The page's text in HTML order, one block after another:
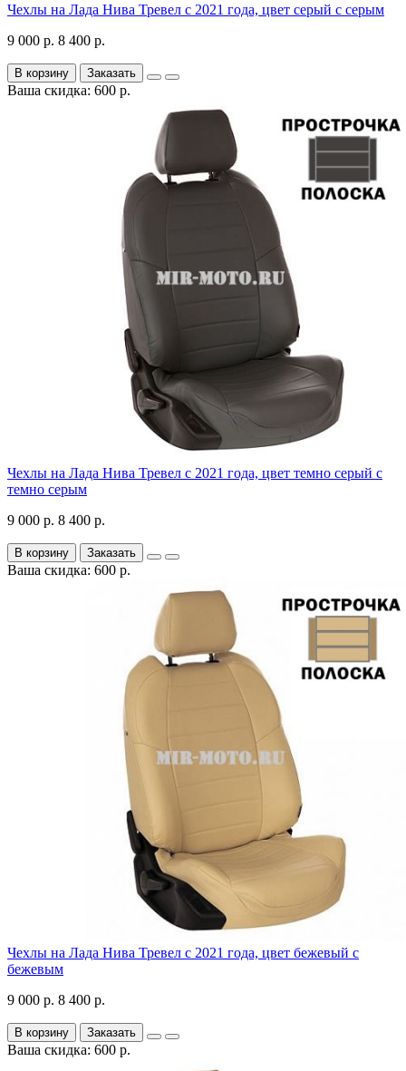
Чехлы на Лада Нива Тревел с 2021 года, цвет серый с серым
9 000 р. 8 400 р.
В корзину Заказать
Ваша скидка: 600 р.
Чехлы на Лада Нива Тревел с 2021 года, цвет темно серый с
темно серым
9 000 р. 8 400 р.
В корзину Заказать
Ваша скидка: 600 р.
Чехлы на Лада Нива Тревел с 2021 года, цвет бежевый с
бежевым
9 000 р. 8 400 р.
В корзину Заказать
Ваша скидка: 600 р.